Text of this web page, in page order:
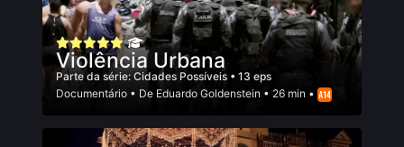
Violência Urbana
Parte da série: Cidades Possíveis • 13 eps
Documentário • De Eduardo Goldenstein • 26 min •